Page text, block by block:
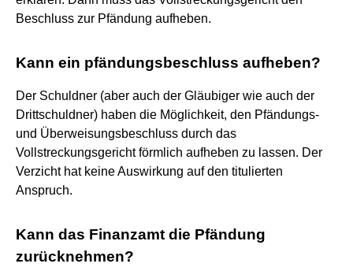
Beschluss zur Pfändung aufheben.
Kann ein pfändungsbeschluss aufheben?
Der Schuldner (aber auch der Gläubiger wie auch der
Drittschuldner) haben die Möglichkeit, den Pfändungs-
und Überweisungsbeschluss durch das
Vollstreckungsgericht förmlich aufheben zu lassen. Der
Verzicht hat keine Auswirkung auf den titulierten
Anspruch.
Kann das Finanzamt die Pfändung
zurücknehmen?